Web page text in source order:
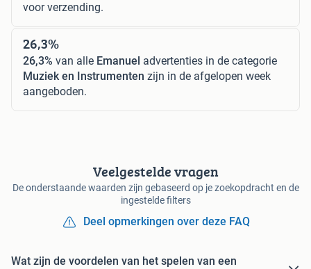
voor verzending.
26,3%
26,3% van alle Emanuel advertenties in de categorie
Muziek en Instrumenten zijn in de afgelopen week
aangeboden.
Veelgestelde vragen
De onderstaande waarden zijn gebaseerd op je zoekopdracht en de
ingestelde filters
Deel opmerkingen over deze FAQ
Wat zijn de voordelen van het spelen van een